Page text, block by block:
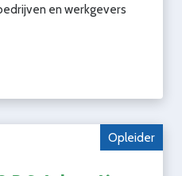
en werkgevers
Opleider